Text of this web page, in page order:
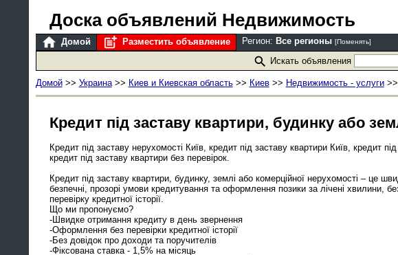
Доска объявлений Недвижимость
Домой Разместить объявление Регион: Все регионы [Поменять]
Искать объявления
Домой>> Украина>> Киев и Киевская область>> Киев>> Недвижимость - услуги>>
Кредит під заставу квартири, будинку або
Кредит під заставу нерухомості Київ, кредит під заставу квартири Київ, кредит
кредит під заставу квартири без перевірок.
Кредит під заставу квартири, будинку, землі або комерційної нерухомості – це
безпечні, прозорі умови кредитування та оформлення позики за лічені хвилини,
перевірку кредитної історії.
Що ми пропонуємо?
-Швидке отримання кредиту в день звернення
-Оформлення без перевірки кредитної історії
-Без довідок про доходи та поручителів
-Фіксована ставка - 1,5% на місяць